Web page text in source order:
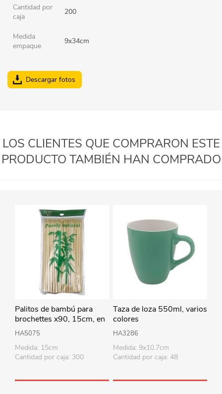
Cantidad por
caja
200
Medida
empaque
9x34cm
Descargar fotos
LOS CLIENTES QUE COMPRARON ESTE
PRODUCTO TAMBIÉN HAN COMPRADO
Palitos de bambú para
brochettes x90, 15cm, en
bolsa
HA5075
Medida: 15cm
Cantidad por caja: 300
Taza de loza 550ml, varios
colores
HA3286
Medida: 9x10.7cm
Cantidad por caja: 48